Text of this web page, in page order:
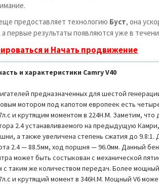
предоставляет технологию Буст, она
а первые результаты появляются уже в
и Начать продвижение
и характеристики Camry V40
предназначенных для шестой
мотором под капотом европеек есть
и крутящим моментом в 224Н.М. Заметим, что
2.4 устанавливаемого на предыдущую
а также увеличена степень сжатия до
2.4 — 88.5мм, ход поршня — 96.0мм. Данный
может быть состыкован с механической
с таким же количеством передач. Более
и крутящий момент в 346Н.М. Мощный V6